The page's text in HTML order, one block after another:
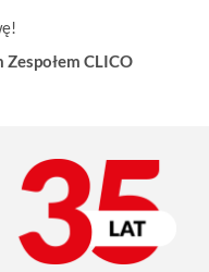
CLICO